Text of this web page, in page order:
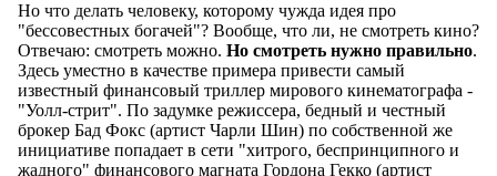
Но что делать человеку, которому чужда идея про
"бессовестных богачей"? Вообще, что ли, не смотреть кино?
Отвечаю: смотреть можно. Но смотреть нужно правильно.
Здесь уместно в качестве примера привести самый
известный финансовый триллер мирового кинематографа -
"Уолл-стрит". По задумке режиссера, бедный и честный
брокер Бад Фокс (артист Чарли Шин) по собственной же
инициативе попадает в сети "хитрого, беспринципного и
жадного" финансового магната Гордона Гекко (артист